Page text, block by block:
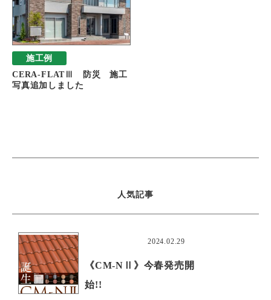
施工例
CERA-FLATⅢ 防災 施工
写真追加しました
人気記事
2024.02.29
《CM-NⅡ》今春発売開
始!!